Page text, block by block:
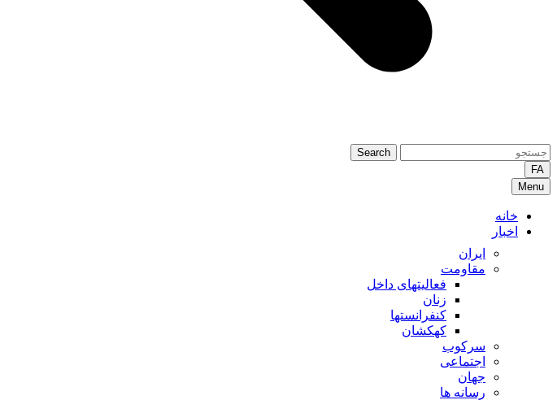
Search
FA
Menu
خانه
اخبار
ایران
مقاومت
فعالیتهای داخل
زنان
کنفرانستها
کهکشان
سرکوب
اجتماعی
جهان
رسانه ها